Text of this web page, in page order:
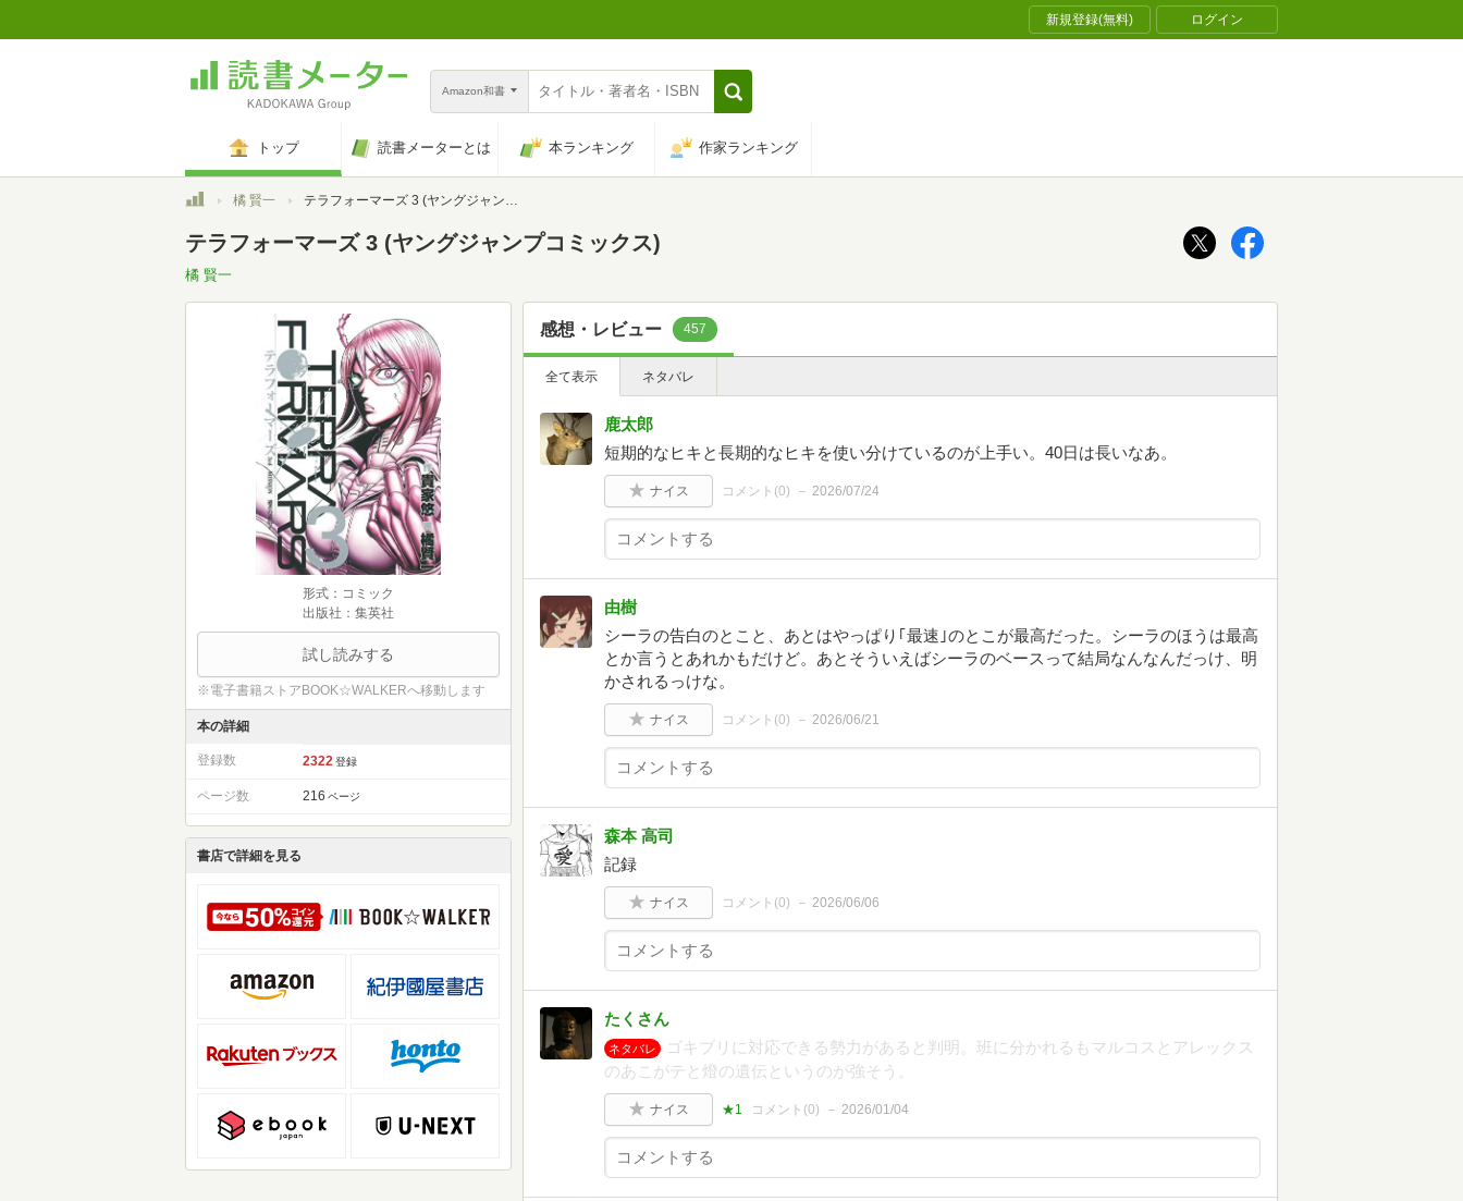
新規登録(無料) ログイン
Amazon和書
トップ 読書メーターとは 本ランキング 作家ランキング
トップ橘 賢一 テラフォーマーズ 3 (ヤングジャンプコミックス)
テラフォーマーズ 3 (ヤングジャンプコミックス)
橘 賢一
形式：コミック
出版社：集英社
試し読みする
※電子書籍ストアBOOK☆WALKERへ移動します
本の詳細
登録数 2322 登録
ページ数 216 ページ
書店で詳細を見る
感想・レビュー 457
全て表示 ネタバレ
鹿太郎
短期的なヒキと長期的なヒキを使い分けているのが上手い。40日は長いなあ。
ナイス コメント(0) 2026/07/24
由樹
シーラの告白のとこと、あとはやっぱり｢最速｣のとこが最高だった。シーラのほうは最高
とか言うとあれかもだけど。あとそういえばシーラのベースって結局なんなんだっけ、明
かされるっけな。
ナイス コメント(0) 2026/06/21
森本 高司
記録
ナイス コメント(0) 2026/06/06
たくさん
ネタバレ
ゴキブリに対応できる勢力があると判明。班に分かれるもマルコスとアレックス
のあこがテと燈の遺伝というのが強そう。
ナイス ★1 コメント(0) 2026/01/04